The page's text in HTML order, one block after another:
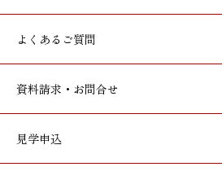
よくあるご質問
資料請求・お問合せ
見学申込